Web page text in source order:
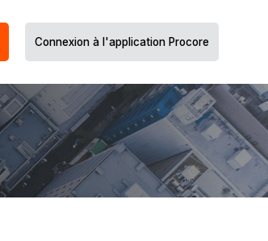
Connexion à l'application Procore